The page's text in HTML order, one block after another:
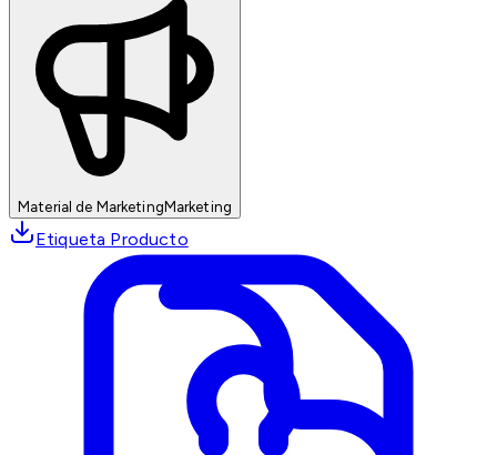
Material de MarketingMarketing
Etiqueta Producto